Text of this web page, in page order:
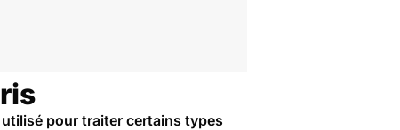
pour traiter certains types